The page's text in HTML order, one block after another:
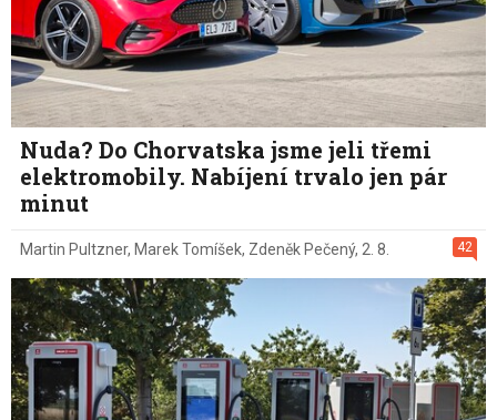
Nuda? Do Chorvatska jsme jeli třemi
elektromobily. Nabíjení trvalo jen pár
minut
42
Martin Pultzner, Marek Tomíšek, Zdeněk Pečený, 2. 8.